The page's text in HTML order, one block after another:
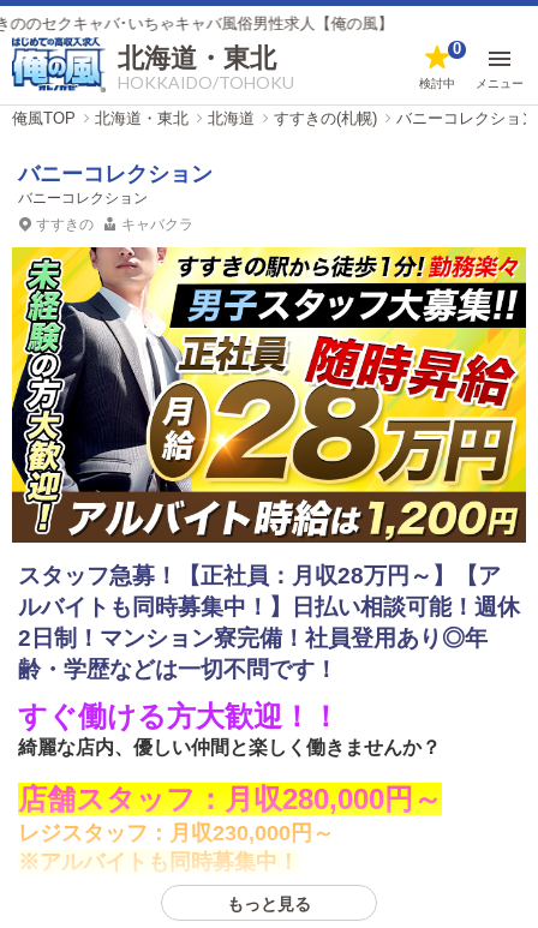
バ･いちゃキャバ風俗男性求人【俺の風】
北海道・東北
HOKKAIDO/TOHOKU 検討中
0
メニュー
俺風TOP 北海道・東北 北海道 すすきの(札幌) バニーコレクション
バニーコレクション
バニーコレクション
すすきの
キャバクラ
スタッフ急募！【正社員：月収28万円～】【ア
ルバイトも同時募集中！】日払い相談可能！週休
2日制！マンション寮完備！社員登用あり◎年
齢・学歴などは一切不問です！
すぐ働ける方大歓迎！！
綺麗な店内、優しい仲間と楽しく働きませんか？
店舗スタッフ：月収280,000円～
レジスタッフ：月収230,000円～
※アルバイトも同時募集中！
もっと見る